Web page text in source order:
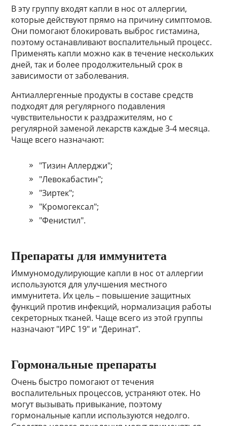
В эту группу входят капли в нос от аллергии,
которые действуют прямо на причину симптомов.
Они помогают блокировать выброс гистамина,
поэтому останавливают воспалительный процесс.
Применять капли можно как в течение нескольких
дней, так и более продолжительный срок в
зависимости от заболевания.
Антиаллергенные продукты в составе средств
подходят для регулярного подавления
чувствительности к раздражителям, но с
регулярной заменой лекарств каждые 3-4 месяца.
Чаще всего назначают:
"Тизин Аллерджи";
"Левокабастин";
"Зиртек";
"Кромогексал";
"Фенистил".
Препараты для иммунитета
Иммуномодулирующие капли в нос от аллергии
используются для улучшения местного
иммунитета. Их цель – повышение защитных
функций против инфекций, нормализация работы
секреторных тканей. Чаще всего из этой группы
назначают "ИРС 19" и "Деринат".
Гормональные препараты
Очень быстро помогают от течения
воспалительных процессов, устраняют отек. Но
могут вызывать привыкание, поэтому
гормональные капли используются недолго.